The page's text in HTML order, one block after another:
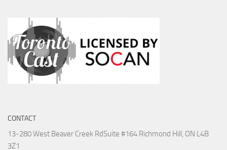
CONTACT
13-280 West Beaver Creek RdSuite #164 Richmond Hill, ON L4B
3Z1